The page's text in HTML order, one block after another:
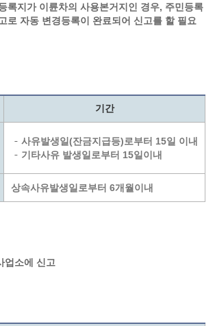
록지가 이륜차의 사용본거지인 경우, 주민등록
로 자동 변경등록이 완료되어 신고를 할 필요
기간
사유발생일(잔금지급등)로부터 15일 이내
기타사유 발생일로부터 15일이내
상속사유발생일로부터 6개월이내
업소에 신고